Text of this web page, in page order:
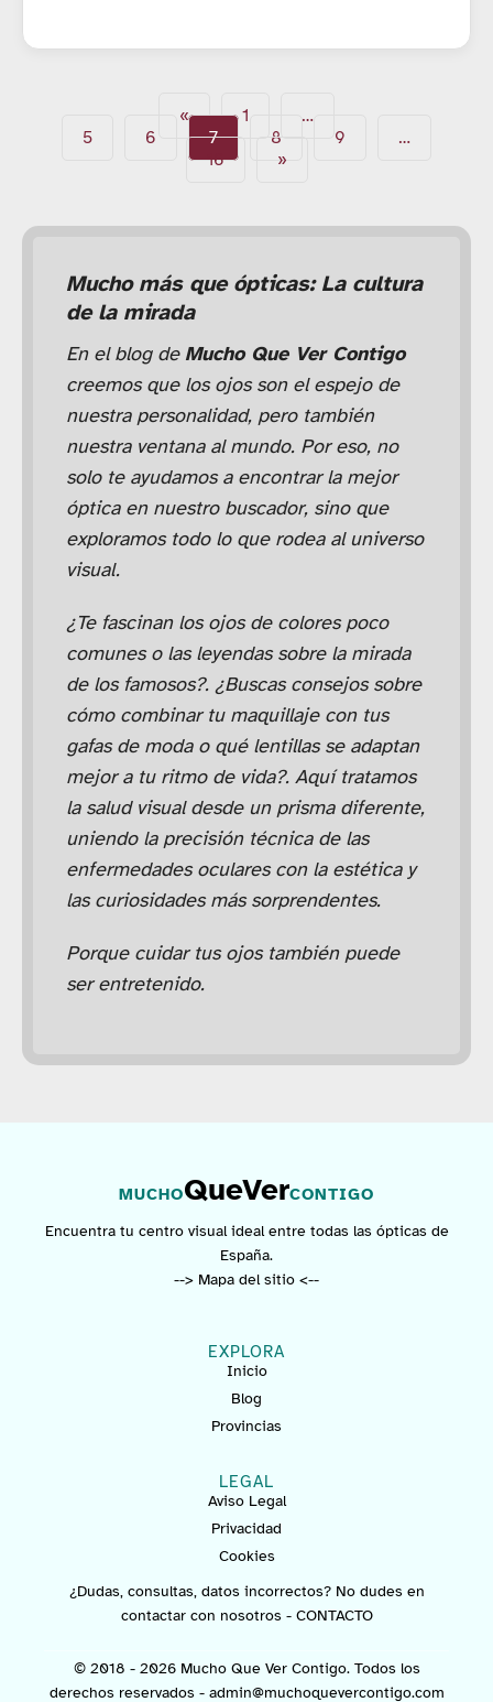
« 1
…
5
6 7 8 9
…
16
»
Mucho más que ópticas: La cultura
de la mirada
En el blog de Mucho Que Ver Contigo
creemos que los ojos son el espejo de
nuestra personalidad, pero también
nuestra ventana al mundo. Por eso, no
solo te ayudamos a encontrar la mejor
óptica en nuestro buscador, sino que
exploramos todo lo que rodea al universo
visual.
¿Te fascinan los ojos de colores poco
comunes o las leyendas sobre la mirada
de los famosos?. ¿Buscas consejos sobre
cómo combinar tu maquillaje con tus
gafas de moda o qué lentillas se adaptan
mejor a tu ritmo de vida?. Aquí tratamos
la salud visual desde un prisma diferente,
uniendo la precisión técnica de las
enfermedades oculares con la estética y
las curiosidades más sorprendentes.
Porque cuidar tus ojos también puede
ser entretenido.
MUCHOQueVerCONTIGO
Encuentra tu centro visual ideal entre todas las ópticas de
España.
--> Mapa del sitio <--
EXPLORA
Inicio
Blog
Provincias
LEGAL
Aviso Legal
Privacidad
Cookies
¿Dudas, consultas, datos incorrectos? No dudes en
contactar con nosotros - CONTACTO
© 2018 - 2026 Mucho Que Ver Contigo. Todos los
derechos reservados - admin@muchoquevercontigo.com